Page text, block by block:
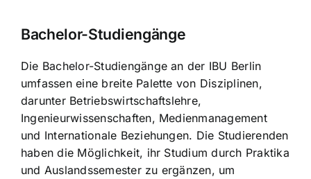
Bachelor-Studiengänge
Die Bachelor-Studiengänge an der IBU Berlin
umfassen eine breite Palette von Disziplinen,
darunter Betriebswirtschaftslehre,
Ingenieurwissenschaften, Medienmanagement
und Internationale Beziehungen. Die Studierenden
haben die Möglichkeit, ihr Studium durch Praktika
und Auslandssemester zu ergänzen, um